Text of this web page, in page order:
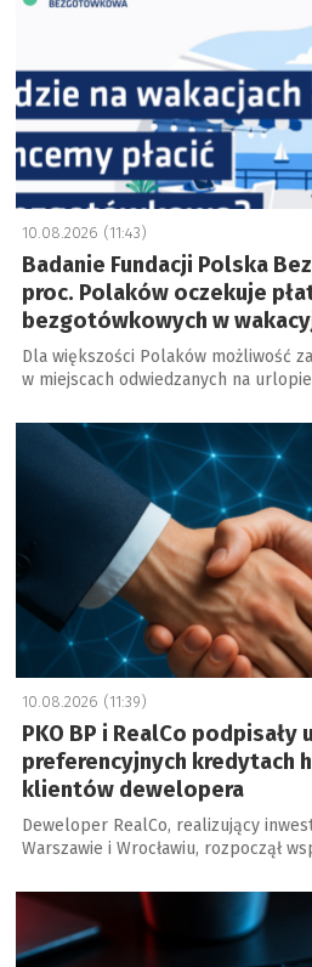
10.08.2026 (11:43)
Badanie Fundacji Polska
proc. Polaków oczekuje
bezgotówkowych w
Dla większości Polaków możliwość
w miejscach odwiedzanych na
a
10.08.2026 (11:39)
PKO BP i RealCo podpisały
preferencyjnych kredytach
klientów dewelopera
Deweloper RealCo, realizujący
Warszawie i Wrocławiu, rozpoczął
a